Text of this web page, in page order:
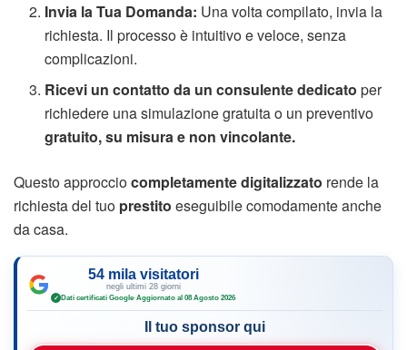
Invia la Tua Domanda: Una volta compilato, invia la
richiesta. Il processo è intuitivo e veloce, senza
complicazioni.
Ricevi un contatto da un consulente dedicatoper
richiedere una simulazione gratuita o un preventivo
gratuito, su misura e non vincolante.
Questo approcciocompletamente digitalizzato rende la
richiesta del tuo prestito eseguibile comodamente anche
da casa.
54 mila visitatori
negli ultimi 28 giorni
✓ Dati certificati Google·Aggiornato al 08 Agosto 2026
Il tuo sponsor qui